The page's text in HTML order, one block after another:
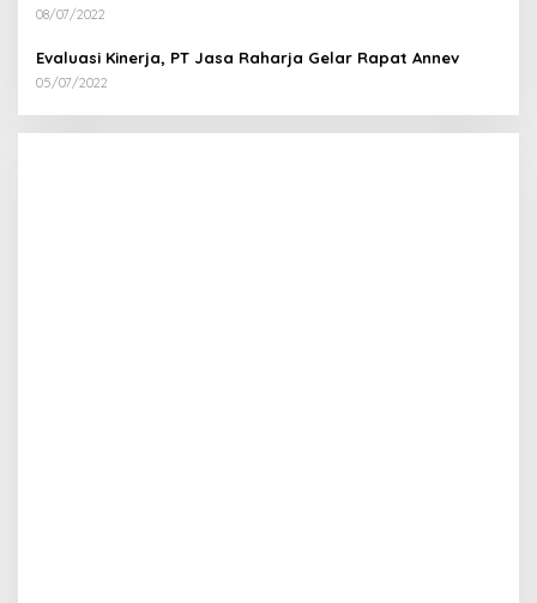
08/07/2022
Evaluasi Kinerja, PT Jasa Raharja Gelar Rapat Annev
05/07/2022